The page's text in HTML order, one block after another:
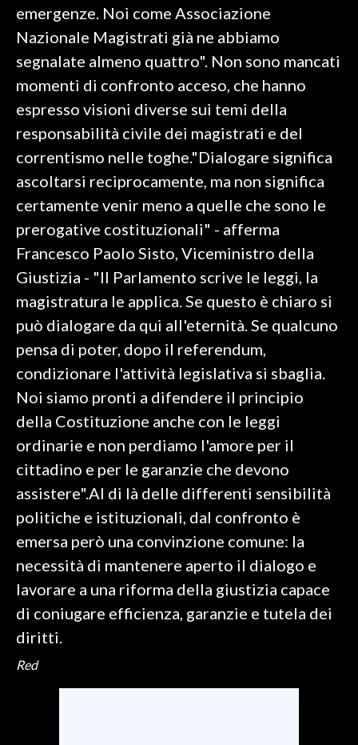
emergenze. Noi come Associazione
Nazionale Magistrati già ne abbiamo
segnalate almeno quattro". Non sono mancati
momenti di confronto acceso, che hanno
espresso visioni diverse sui temi della
responsabilità civile dei magistrati e del
correntismo nelle toghe."Dialogare significa
ascoltarsi reciprocamente, ma non significa
certamente venir meno a quelle che sono le
prerogative costituzionali" - afferma
Francesco Paolo Sisto, Viceministro della
Giustizia - "Il Parlamento scrive le leggi, la
magistratura le applica. Se questo è chiaro si
può dialogare da qui all'eternità. Se qualcuno
pensa di poter, dopo il referendum,
condizionare l'attività legislativa si sbaglia.
Noi siamo pronti a difendere il principio
della Costituzione anche con le leggi
ordinarie e non perdiamo l'amore per il
cittadino e per le garanzie che devono
assistere".Al di là delle differenti sensibilità
politiche e istituzionali, dal confronto è
emersa però una convinzione comune: la
necessità di mantenere aperto il dialogo e
lavorare a una riforma della giustizia capace
di coniugare efficienza, garanzie e tutela dei
diritti.
Red